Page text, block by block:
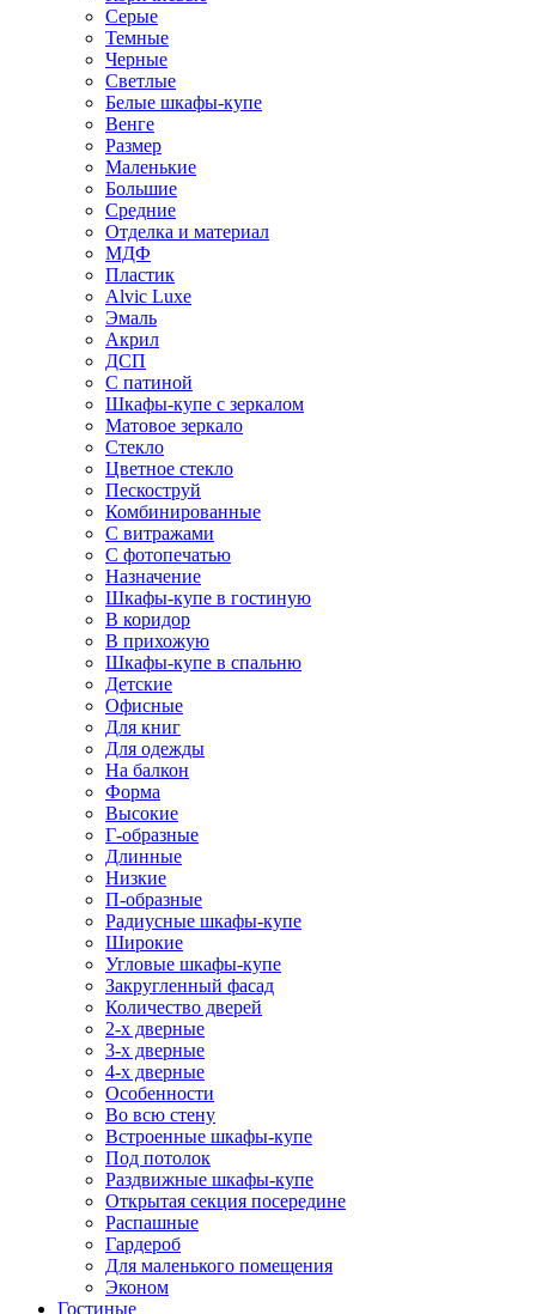
Серые
Темные
Черные
Светлые
Белые шкафы-купе
Венге
Размер
Маленькие
Большие
Средние
Отделка и материал
МДФ
Пластик
Alvic Luxe
Эмаль
Акрил
ДСП
С патиной
Шкафы-купе с зеркалом
Матовое зеркало
Стекло
Цветное стекло
Пескоструй
Комбинированные
С витражами
С фотопечатью
Назначение
Шкафы-купе в гостиную
В коридор
В прихожую
Шкафы-купе в спальню
Детские
Офисные
Для книг
Для одежды
На балкон
Форма
Высокие
Г-образные
Длинные
Низкие
П-образные
Радиусные шкафы-купе
Широкие
Угловые шкафы-купе
Закругленный фасад
Количество дверей
2-х дверные
3-х дверные
4-х дверные
Особенности
Во всю стену
Встроенные шкафы-купе
Под потолок
Раздвижные шкафы-купе
Открытая секция посередине
Распашные
Гардероб
Для маленького помещения
Эконом
Гостиные